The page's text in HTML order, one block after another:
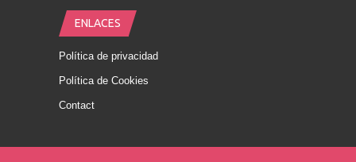
ENLACES
Política de privacidad
Política de Cookies
Contact